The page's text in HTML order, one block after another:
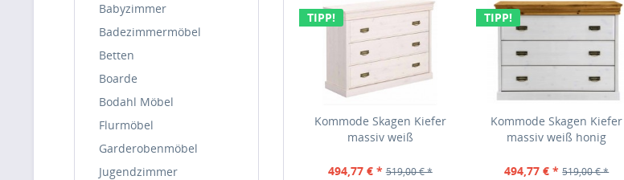
Babyzimmer
Badezimmermöbel
Betten
Boarde
Bodahl Möbel
Flurmöbel
Garderobenmöbel
Jugendzimmer
TIPP!
Kommode Skagen Kiefer
massiv weiß
494,77 € * 519,00 € *
TIPP!
Kommode Skagen Kiefer
massiv weiß honig
494,77 € * 519,00 € *